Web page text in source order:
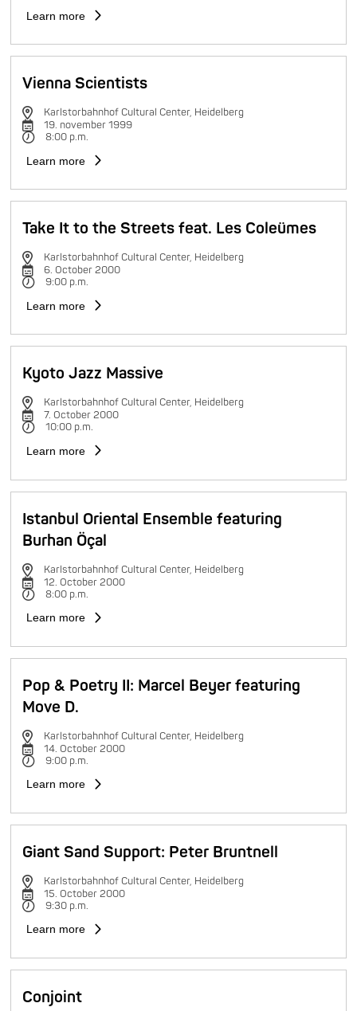
Learn more
Vienna Scientists
Karlstorbahnhof Cultural Center, Heidelberg
19. november 1999
8:00 p.m.
Learn more
Take It to the Streets feat. Les Coleümes
Karlstorbahnhof Cultural Center, Heidelberg
6. October 2000
9:00 p.m.
Learn more
Kyoto Jazz Massive
Karlstorbahnhof Cultural Center, Heidelberg
7. October 2000
10:00 p.m.
Learn more
Istanbul Oriental Ensemble featuring
Burhan Öçal
Karlstorbahnhof Cultural Center, Heidelberg
12. October 2000
8:00 p.m.
Learn more
Pop & Poetry II: Marcel Beyer featuring
Move D.
Karlstorbahnhof Cultural Center, Heidelberg
14. October 2000
9:00 p.m.
Learn more
Giant Sand Support: Peter Bruntnell
Karlstorbahnhof Cultural Center, Heidelberg
15. October 2000
9:30 p.m.
Learn more
Conjoint